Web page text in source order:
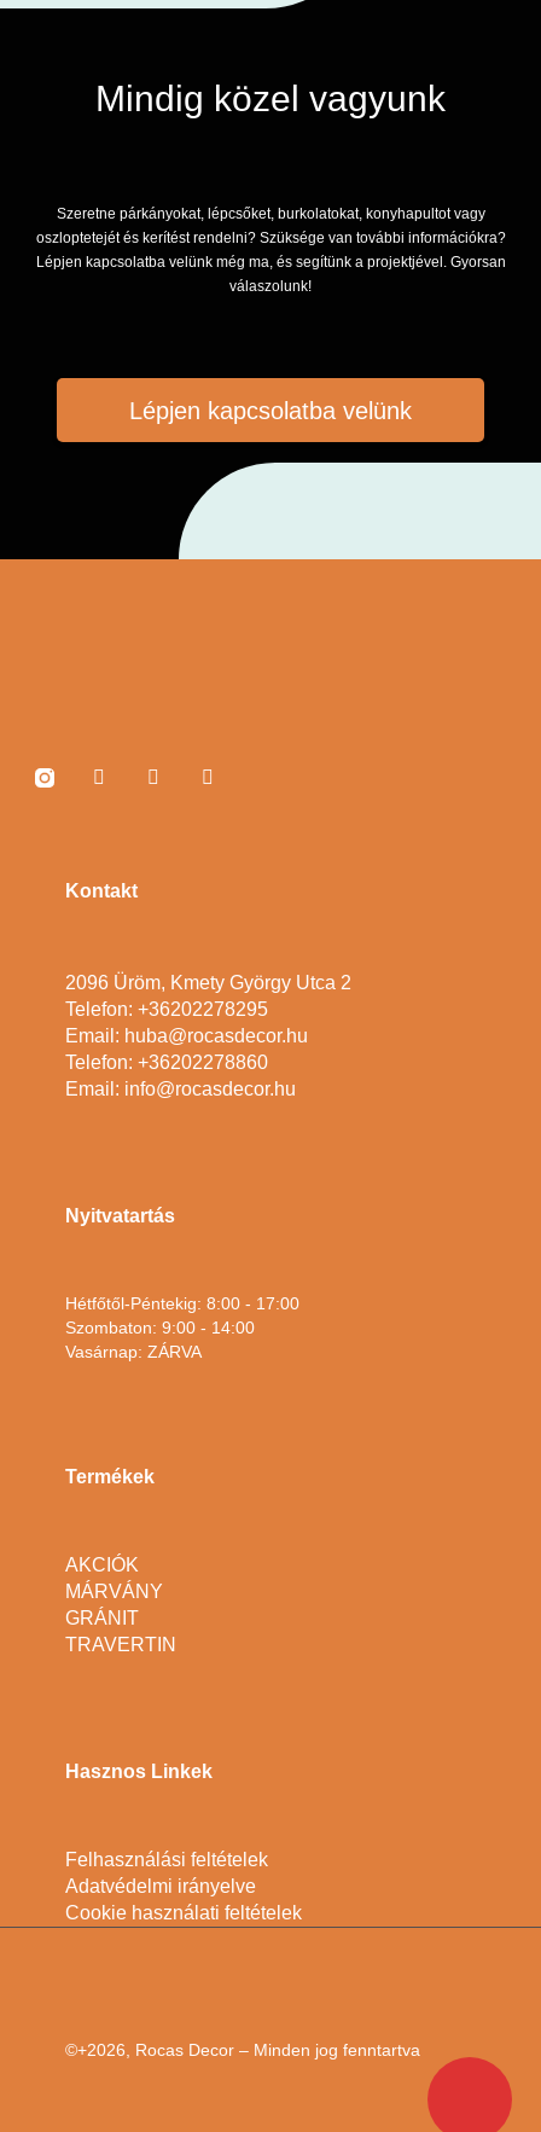
Mindig közel vagyunk
Szeretne párkányokat, lépcsőket, burkolatokat, konyhapultot vagy
oszloptetejét és kerítést rendelni? Szüksége van további információkra?
Lépjen kapcsolatba velünk még ma, és segítünk a projektjével. Gyorsan
válaszolunk!
Lépjen kapcsolatba velünk
Kontakt
2096 Üröm, Kmety György Utca 2
Telefon: +36202278295
Email: huba@rocasdecor.hu
Telefon: +36202278860
Email: info@rocasdecor.hu
Nyitvatartás
Hétfőtől-Péntekig: 8:00 - 17:00
Szombaton: 9:00 - 14:00
Vasárnap: ZÁRVA
Termékek
AKCIÓK
MÁRVÁNY
GRÁNIT
TRAVERTIN
Hasznos Linkek
Felhasználási feltételek
Adatvédelmi irányelve
Cookie használati feltételek
©+2026, Rocas Decor – Minden jog fenntartva